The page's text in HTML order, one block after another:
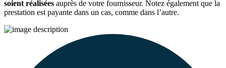
soient réalisées auprès de votre fournisseur. Notez également que la
prestation est payante dans un cas, comme dans l’autre.